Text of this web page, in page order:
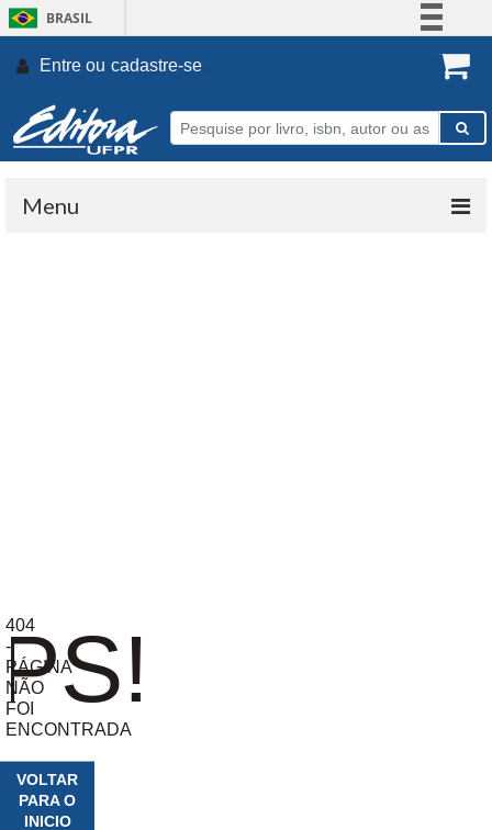
BRASIL
Participe
Entre ou cadastre-se.
Menu
404
-
PÁGINA
NÃO
FOI
ENCONTRADA
VOLTAR
PARA O
INICIO